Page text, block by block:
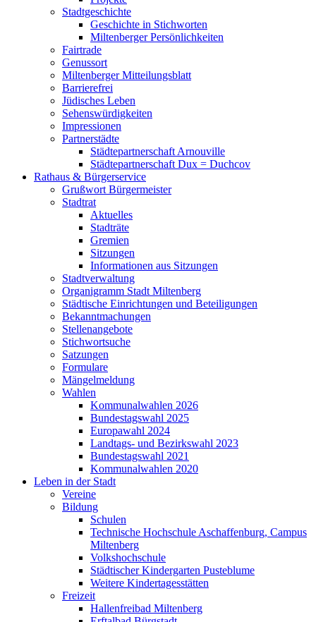
Stadtgeschichte
Geschichte in Stichworten
Miltenberger Persönlichkeiten
Fairtrade
Genussort
Miltenberger Mitteilungsblatt
Barrierefrei
Jüdisches Leben
Sehenswürdigkeiten
Impressionen
Partnerstädte
Städtepartnerschaft Arnouville
Städtepartnerschaft Dux = Duchcov
Rathaus & Bürgerservice
Grußwort Bürgermeister
Stadtrat
Aktuelles
Stadträte
Gremien
Sitzungen
Informationen aus Sitzungen
Stadtverwaltung
Organigramm Stadt Miltenberg
Städtische Einrichtungen und Beteiligungen
Bekanntmachungen
Stellenangebote
Stichwortsuche
Satzungen
Formulare
Mängelmeldung
Wahlen
Kommunalwahlen 2026
Bundestagswahl 2025
Europawahl 2024
Landtags- und Bezirkswahl 2023
Bundestagswahl 2021
Kommunalwahlen 2020
Leben in der Stadt
Vereine
Bildung
Schulen
Technische Hochschule Aschaffenburg, Campus
Miltenberg
Volkshochschule
Städtischer Kindergarten Pusteblume
Weitere Kindertagesstätten
Freizeit
Hallenfreibad Miltenberg